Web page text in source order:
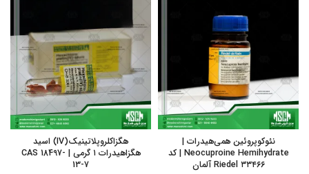
نئوکوپروئین همی‌هیدرات |
Neocuproine Hemihydrate | کد
۳۳۴۶۶ Riedel آلمان
هگزاکلروپلاتینیک(IV) اسید
هگزاهیدرات ۱ گرمی | CAS 18497-
13-7